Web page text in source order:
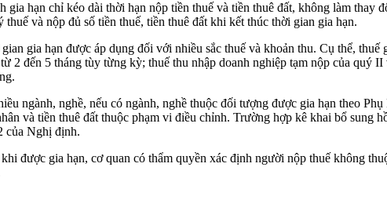
gia hạn chỉ kéo dài thời hạn nộp tiền thuế và tiền thuê đất, không làm
thuế và nộp đủ số tiền thuế, tiền thuê đất khi kết thúc thời gian gia hạn.
gia hạn được áp dụng đối với nhiều sắc thuế và khoản thu. Cụ thể, thuế
2 đến 5 tháng tùy từng kỳ; thuế thu nhập doanh nghiệp tạm nộp của quý
ngành, nghề, nếu có ngành, nghề thuộc đối tượng được gia hạn theo
và tiền thuê đất thuộc phạm vi điều chỉnh. Trường hợp kê khai bổ
của Nghị định.
được gia hạn, cơ quan có thẩm quyền xác định người nộp thuế không